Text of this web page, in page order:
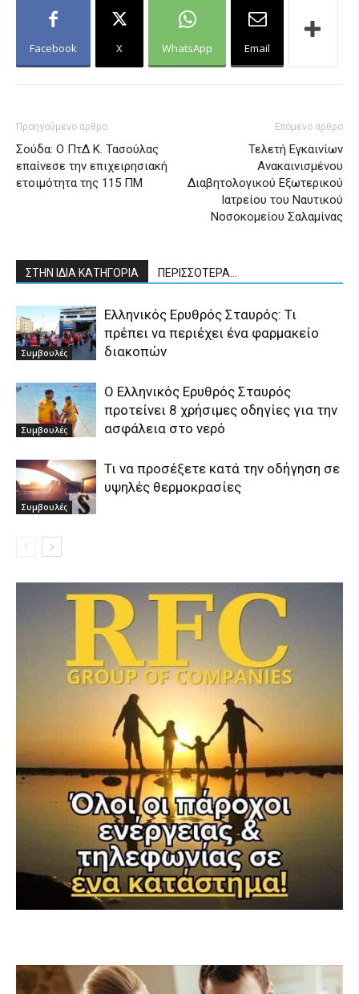
Facebook X WhatsApp Email
Προηγούμενο άρθρο
Σούδα: Ο ΠτΔ Κ. Τασούλας
επαίνεσε την επιχειρησιακή
ετοιμότητα της 115 ΠΜ
Επόμενο άρθρο
Τελετή Εγκαινίων
Ανακαινισμένου
Διαβητολογικού Εξωτερικού
Ιατρείου του Ναυτικού
Νοσοκομείου Σαλαμίνας
ΣΤΗΝ ΙΔΙΑ ΚΑΤΗΓΟΡΙΑ ΠΕΡΙΣΣΟΤΕΡΑ...
Συμβουλές
Ελληνικός Ερυθρός Σταυρός: Τι
πρέπει να περιέχει ένα φαρμακείο
διακοπών
Συμβουλές
Ο Ελληνικός Ερυθρός Σταυρός
προτείνει 8 χρήσιμες οδηγίες για την
ασφάλεια στο νερό
Συμβουλές
Τι να προσέξετε κατά την οδήγηση σε
υψηλές θερμοκρασίες